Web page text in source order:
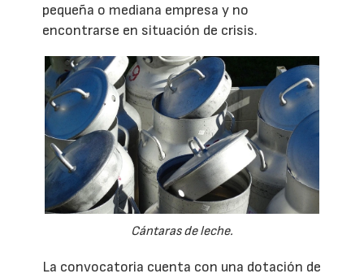
pequeña o mediana empresa y no
encontrarse en situación de crisis.
Cántaras de leche.
La convocatoria cuenta con una dotación de